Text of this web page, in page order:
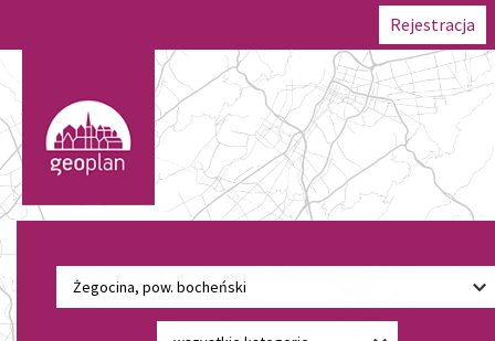
Rejestracja